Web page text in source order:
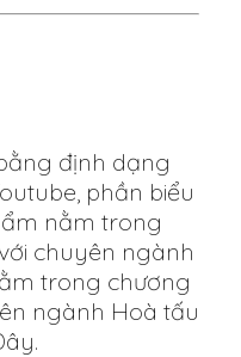
định dạng
phần biểu
nằm trong
chuyên ngành
trong chương
ngành Hoà tấu